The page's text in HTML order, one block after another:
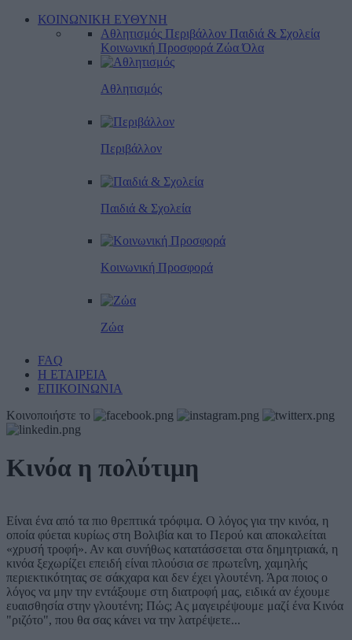
ΚΟΙΝΩΝΙΚΗ ΕΥΘΥΝΗ
Αθλητισμός Περιβάλλον Παιδιά & Σχολεία
Κοινωνική Προσφορά Ζώα Όλα
Αθλητισμός
Περιβάλλον
Παιδιά & Σχολεία
Κοινωνική Προσφορά
Ζώα
FAQ
Η ΕΤΑΙΡΕΙΑ
ΕΠΙΚΟΙΝΩΝΙΑ
Κοινοποιήστε το
Κινόα η πολύτιμη
Είναι ένα από τα πιο θρεπτικά τρόφιμα. Ο λόγος για την κινόα, η
οποία φύεται κυρίως στη Βολιβία και το Περού και αποκαλείται
«χρυσή τροφή». Αν και συνήθως κατατάσσεται στα δημητριακά, η
κινόα ξεχωρίζει επειδή είναι πλούσια σε πρωτεΐνη, χαμηλής
περιεκτικότητας σε σάκχαρα και δεν έχει γλουτένη. Άρα ποιος ο
λόγος να μην την εντάξουμε στη διατροφή μας, ειδικά αν έχουμε
ευαισθησία στην γλουτένη; Πώς; Ας μαγειρέψουμε μαζί ένα Κινόα
"ριζότο", που θα σας κάνει να την λατρέψετε...